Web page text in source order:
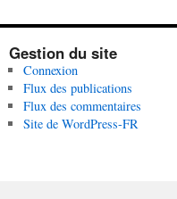
Gestion du site
Connexion
Flux des publications
Flux des commentaires
Site de WordPress-FR